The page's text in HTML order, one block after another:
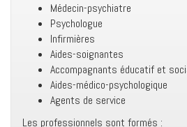
Médecin-psychiatre
Psychologue
Infirmières
Aides-soignantes
Accompagnants éducatif et
Aides-médico-psychologique
Agents de service
Les professionnels sont formés :